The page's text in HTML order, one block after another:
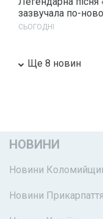
зазвучала по-
СЬОГОДНІ
Ще 8 новин
НОВИНИ
Новини
Новини Прикарпаття